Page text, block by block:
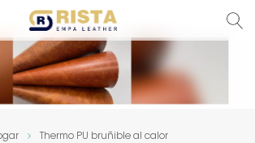
Thermo PU bruñible al calor